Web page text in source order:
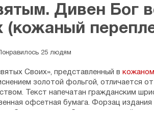
Дивен Бог
(кожаный
Понравилось 25 людям
Своих», представленный в
золотой фольгой, отличается
Текст напечатан гражданским
офсетная бумага. Форзац издания